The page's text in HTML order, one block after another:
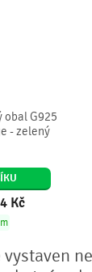
obal G925
- zelený
Kč